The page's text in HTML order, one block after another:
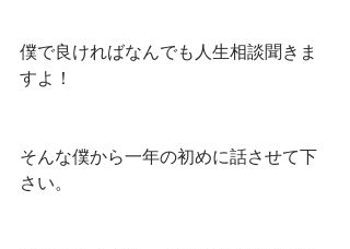
僕で良ければなんでも人生相談聞きま
すよ！
そんな僕から一年の初めに話させて下
さい。